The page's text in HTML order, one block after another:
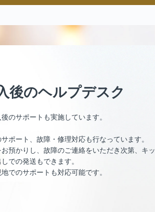
後のヘルプデスク
のサポートも実施しています。
ポート、故障・修理対応も行なっています。
預かりし、故障のご連絡をいただき次第、キッ
での発送もできます。
でのサポートも対応可能です。